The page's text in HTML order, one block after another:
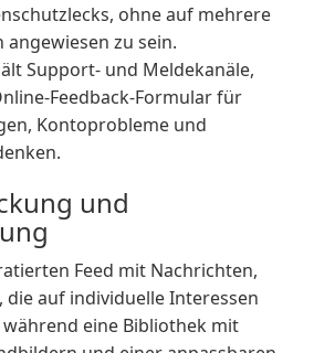
ohne auf mehrere
zu sein.
Support- und Meldekanäle,
Feedback-Formular für
Kontoprobleme und
und
Feed mit Nachrichten,
die auf individuelle Interessen
eine Bibliothek mit